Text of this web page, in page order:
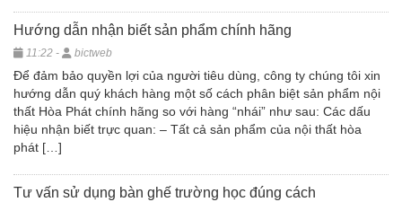
Hướng dẫn nhận biết sản phẩm chính hãng
11:22 - bictweb
Để đảm bảo quyền lợi của người tiêu dùng, công ty chúng tôi xin
hướng dẫn quý khách hàng một số cách phân biệt sản phẩm nội
thất Hòa Phát chính hãng so với hàng “nhái” như sau: Các dấu
hiệu nhận biết trực quan: – Tất cả sản phẩm của nội thất hòa
phát […]
Tư vấn sử dụng bàn ghế trường học đúng cách